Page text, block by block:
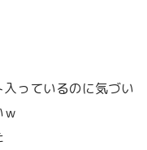
っているのに気づい